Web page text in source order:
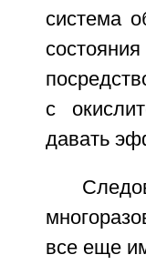
система
с
давать
все еще